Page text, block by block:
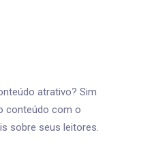
atrativo? Sim
conteúdo com o
sobre seus leitores.